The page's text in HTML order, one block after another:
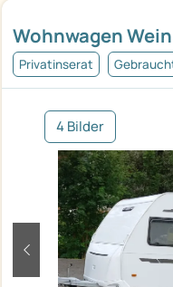
Wohnwagen
Privatinserat
4 Bilder
zurück